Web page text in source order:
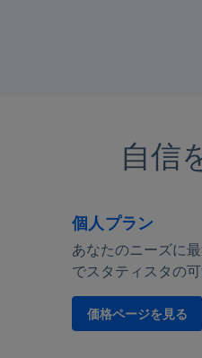
自信
個人プラン
あなたのニーズに
でスタティスタの
価格ページを見る